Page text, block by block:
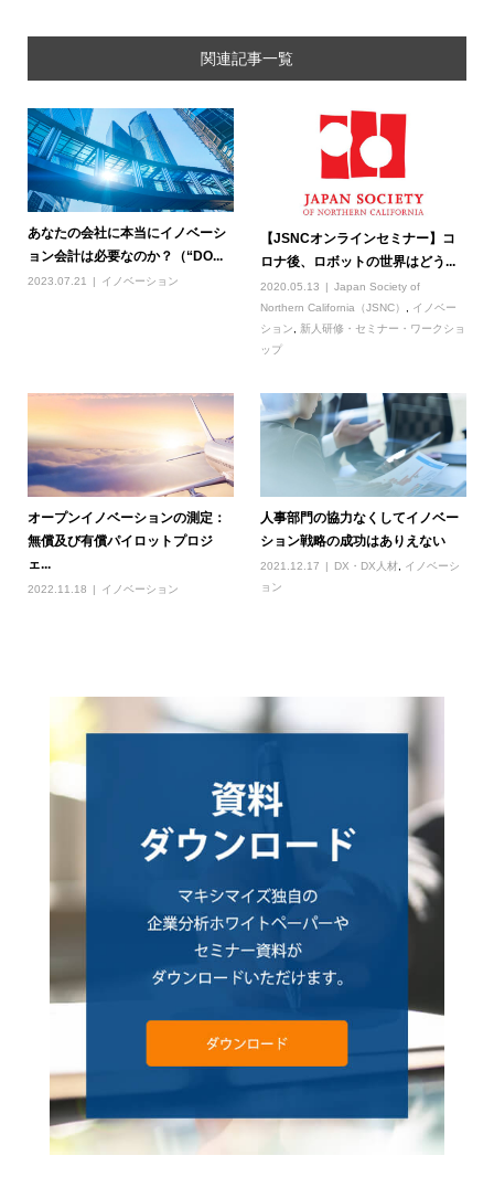
関連記事一覧
あなたの会社に本当にイノベーシ
ョン会計は必要なのか？（“DO...
2023.07.21 イノベーション
【JSNCオンラインセミナー】コ
ロナ後、ロボットの世界はどう...
2020.05.13
Japan Society of
Northern California（JSNC）
イノベー
ション
新人研修・セミナー・ワークショ
ップ
オープンイノベーションの測定：
無償及び有償パイロットプロジ
ェ...
2022.11.18 イノベーション
人事部門の協力なくしてイノベー
ション戦略の成功はありえない
2021.12.17 DX・DX人材
イノベーシ
ョン